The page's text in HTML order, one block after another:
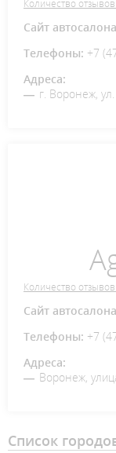
Количество
Сайт
Телефоны: +7
Адреса:
г. Воронеж,
Количество
Сайт
Телефоны: +7
Адреса:
Воронеж,
Список